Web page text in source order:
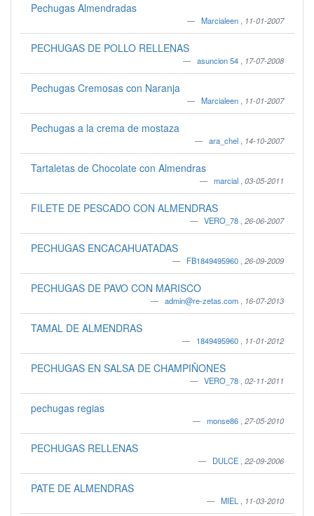
Pechugas Almendradas
Marcialeen 11-01-2007
PECHUGAS DE POLLO RELLENAS
asuncion 54 17-07-2008
Pechugas Cremosas con Naranja
Marcialeen 11-01-2007
Pechugas a la crema de mostaza
ara_chel 14-10-2007
Tartaletas de Chocolate con Almendras
marcial 03-05-2011
FILETE DE PESCADO CON ALMENDRAS
VERO_78 26-06-2007
PECHUGAS ENCACAHUATADAS
FB1849495960 26-09-2009
PECHUGAS DE PAVO CON MARISCO
admin@re-zetas.com 16-07-2013
TAMAL DE ALMENDRAS
1849495960 11-01-2012
PECHUGAS EN SALSA DE CHAMPIÑONES
VERO_78 02-11-2011
pechugas regias
monse86 27-05-2010
PECHUGAS RELLENAS
DULCE 22-09-2006
PATE DE ALMENDRAS
MIEL 11-03-2010